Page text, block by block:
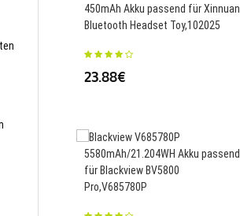
450mAh Akku passend für Xinnuan
Bluetooth Headset Toy,102025
23.88€
5580mAh/21.204WH Akku passend
für Blackview BV5800
Pro,V685780P